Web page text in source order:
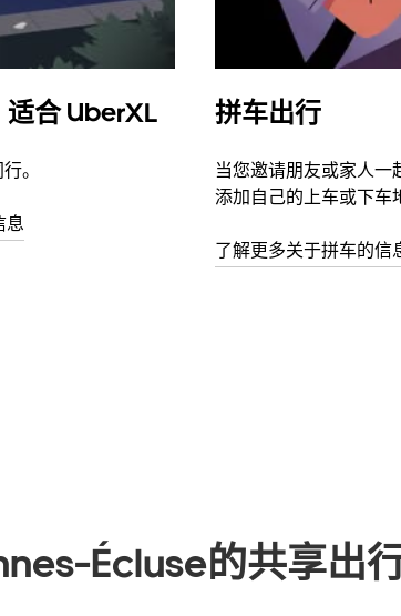
合 UberXL
。
息
拼车出行
当您邀请朋友或家人一
添加自己的上车或下车
了解更多关于拼车的信
Écluse的共享出